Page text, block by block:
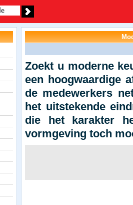
Zoekt u moderne
een hoogwaardige
de medewerkers
het uitstekende
die het karakter
vormgeving toch